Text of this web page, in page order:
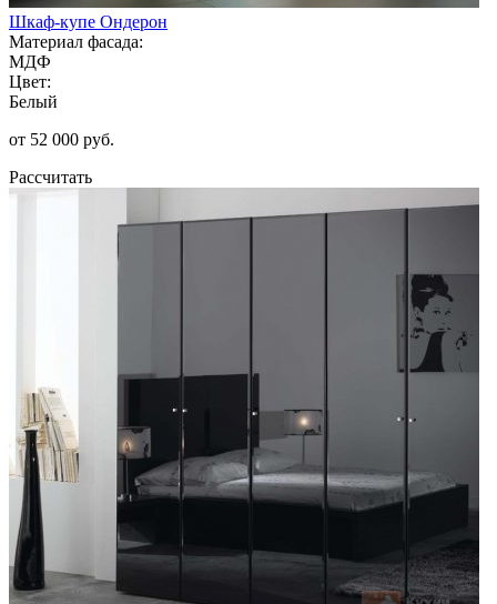
Шкаф-купе Ондерон
Материал фасада:
МДФ
Цвет:
Белый
от 52 000 руб.
Рассчитать